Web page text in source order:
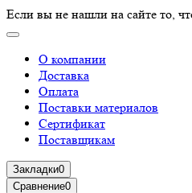
Если вы не нашли на сайте то,
О компании
Доставка
Оплата
Поставки материалов
Сертификат
Поставщикам
Закладки0
Сравнение0